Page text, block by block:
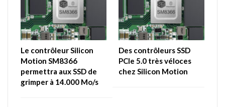
Le contrôleur Silicon
Motion SM8366
permettra aux SSD de
grimper à 14.000 Mo/s
Des contrôleurs SSD
PCIe 5.0 très véloces
chez Silicon Motion